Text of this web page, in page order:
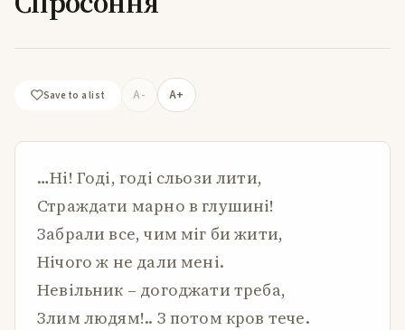
Save to a list A- A+
…Ні! Годі, годі сльози лити,
Страждати марно в глушині!
Забрали все, чим міг би жити,
Нічого ж не дали мені.
Невільник – догоджати треба,
Злим людям!.. З потом кров тече.